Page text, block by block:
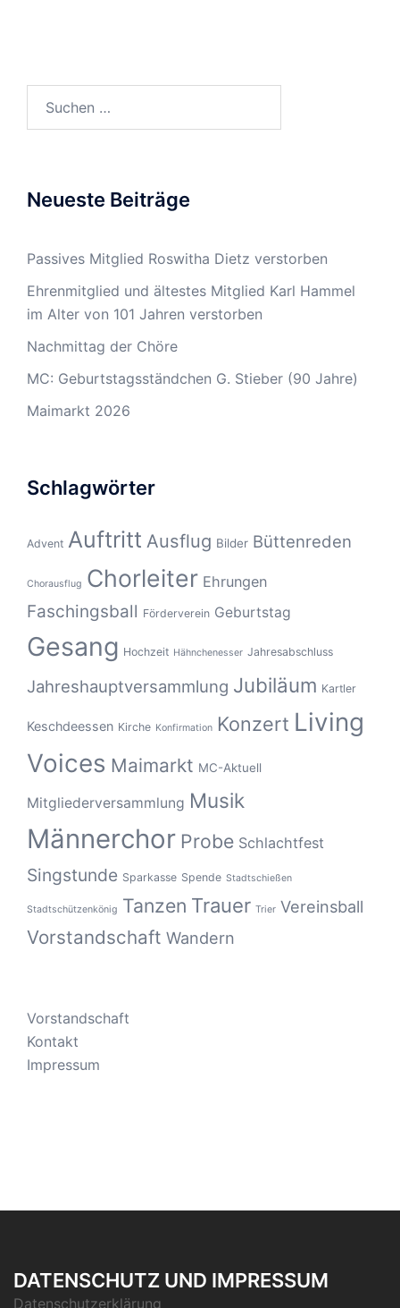
nach:
Neueste Beiträge
Passives Mitglied Roswitha Dietz verstorben
Ehrenmitglied und ältestes Mitglied Karl Hammel
im Alter von 101 Jahren verstorben
Nachmittag der Chöre
MC: Geburtstagsständchen G. Stieber (90 Jahre)
Maimarkt 2026
Schlagwörter
Advent Auftritt Ausflug Bilder Büttenreden
Chorausflug Chorleiter Ehrungen
Faschingsball Förderverein Geburtstag
Gesang Hochzeit Hähnchenesser Jahresabschluss
Jahreshauptversammlung Jubiläum Kartler
Keschdeessen Kirche Konfirmation Konzert Living
Voices Maimarkt MC-Aktuell
Mitgliederversammlung Musik
Männerchor Probe Schlachtfest
Singstunde Sparkasse Spende Stadtschießen
Stadtschützenkönig Tanzen Trauer Trier Vereinsball
Vorstandschaft Wandern
Vorstandschaft
Kontakt
Impressum
DATENSCHUTZ UND IMPRESSUM
Datenschutzerklärung